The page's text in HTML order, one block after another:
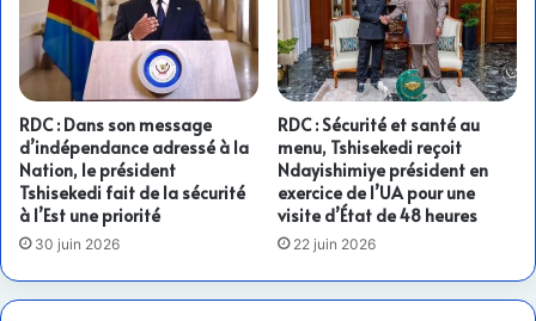
RDC : Dans son message
d’indépendance adressé à la
Nation, le président
Tshisekedi fait de la sécurité
à l’Est une priorité
30 juin 2026
RDC : Sécurité et santé au
menu, Tshisekedi reçoit
Ndayishimiye président en
exercice de l’UA pour une
visite d’État de 48 heures
22 juin 2026